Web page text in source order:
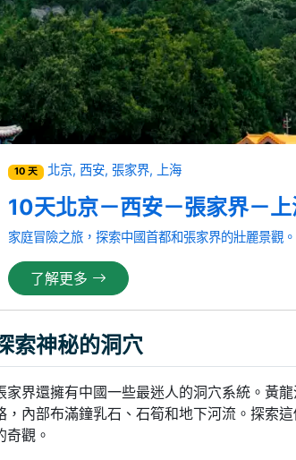
10 天 北京, 西安, 張家界, 上海
10天北京－西安－張家界－
家庭冒險之旅，探索中國首都和張家界的壯麗景觀。
了解更多
索神秘的洞穴
家界還擁有中國一些最迷人的洞穴系統。黃
，內部布滿鐘乳石、石筍和地下河流。探索
奇觀。